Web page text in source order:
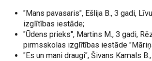
"Mans pavasaris", Ešlija B., 3 gadi,
izglītības iestāde;
"Ūdens prieks", Martins M., 3 gadi,
pirmsskolas izglītības iestāde
"Es un mani draugi", Šivans Kamals